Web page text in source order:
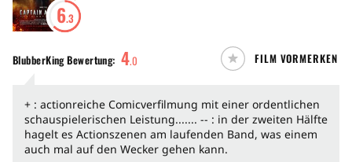
6.3
BlubberKingBewertung: 4.0 FILM VORMERKEN
+ : actionreiche Comicverfilmung mit einer ordentlichen
schauspielerischen Leistung....... -- : in der zweiten Hälfte
hagelt es Actionszenen am laufenden Band, was einem
auch mal auf den Wecker gehen kann.